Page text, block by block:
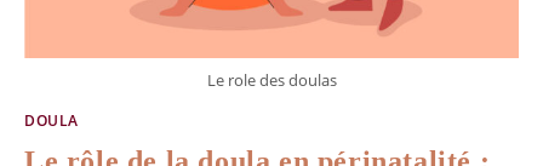
Le role des doulas
DOULA